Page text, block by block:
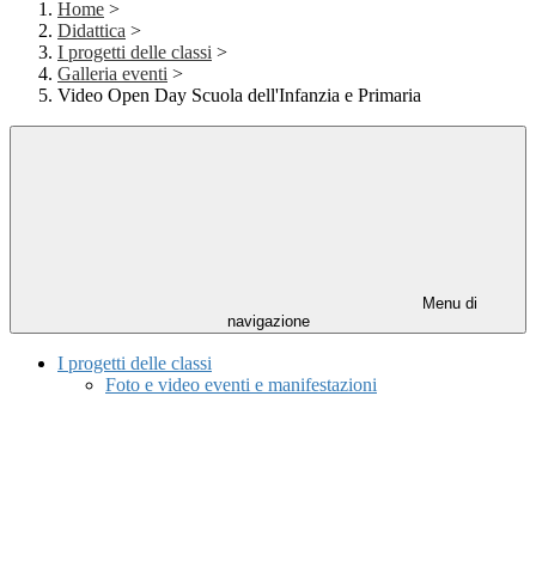
Home >
Didattica >
I progetti delle classi >
Galleria eventi >
Video Open Day Scuola dell'Infanzia e Primaria
Menu di
navigazione
I progetti delle classi
Foto e video eventi e manifestazioni